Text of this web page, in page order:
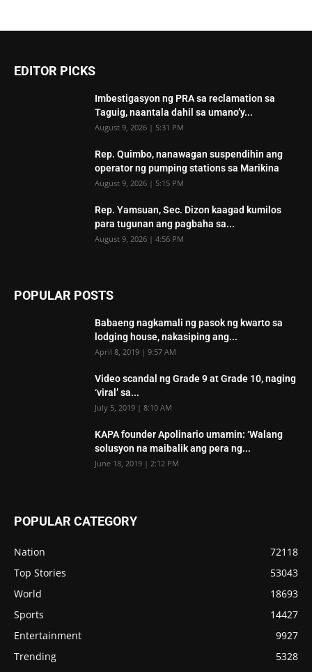
EDITOR PICKS
Imbestigasyon ng PRA sa reclamation sa
Taguig, naantala dahil sa umano’y...
August 9, 2026 | 5:31 PM
Rep. Quimbo, nanawagan suspendihin ang
operator ng pumping stations sa Marikina
August 9, 2026 | 5:15 PM
Rep. Yamsuan, Sec. Dizon kaagad kumilos
para tugunan ang pagbaha sa...
August 9, 2026 | 4:56 PM
POPULAR POSTS
Babaeng nagkamali ng pasok ng kwarto sa
lodging house, nakasiping ang...
April 8, 2019 | 9:57 AM
Video scandal ng Grade 9 at Grade 10, naging
‘viral’ sa...
July 5, 2019 | 8:10 AM
KAPA founder Apolinario umamin: ‘Walang
solusyon na maibalik ang pera ng...
June 18, 2019 | 2:12 PM
POPULAR CATEGORY
Nation
72118
Top Stories
53043
World
18693
Sports
14427
Entertainment
9927
Trending
5328